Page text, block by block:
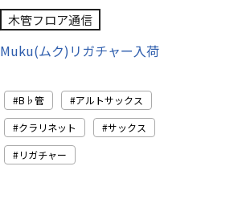
木管フロア通信
Muku(ムク)リガチャー入荷
B♭管
アルトサックス
クラリネット
サックス
リガチャー